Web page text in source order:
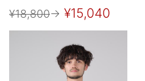
¥18,800→ ¥15,040